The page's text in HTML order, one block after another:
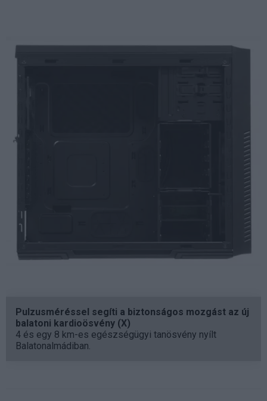
Pulzusméréssel segíti a biztonságos mozgást az új
balatoni kardioösvény (X)
4 és egy 8 km-es egészségügyi tanösvény nyílt
Balatonalmádiban.